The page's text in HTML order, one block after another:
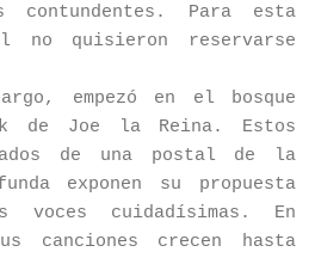
contundentes. Para esta
no quisieron reservarse
empezó en el bosque
de Joe la Reina. Estos
de una postal de la
exponen su propuesta
voces cuidadísimas. En
canciones crecen hasta